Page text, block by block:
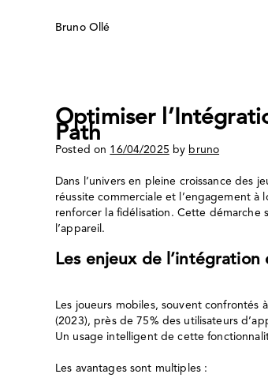
to
Bruno Ollé
Optimiser
Path
Posted on 16/04/2025 by bruno
Dans l’univers en pleine croissance des
réussite commerciale et l’engagement
renforcer la fidélisation. Cette démarche
l’appareil.
Les enjeux de
Les joueurs mobiles, souvent
(2023), près de 75% des utilisateurs
Un usage intelligent de cette
Les avantages sont multiples :